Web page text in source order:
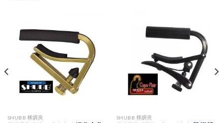
SHUBB 移調夾 SHUBB 移調夾